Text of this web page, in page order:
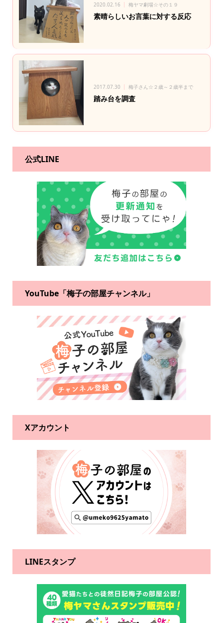
2020.02.16 梅ヤマ劇場☆その１９
素晴らしいお言葉に対する反応
2017.07.30 梅子さん☆２歳～２歳半まで
踏み台を調査
公式LINE
YouTube「梅子の部屋チャンネル」
Xアカウント
LINEスタンプ